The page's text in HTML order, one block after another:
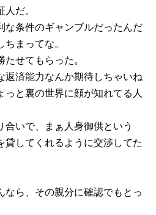
だ。
な条件のギャンブルだったんだ
まってな。
せてもらった。
返済能力なんか期待しちゃいね
っと裏の世界に顔が知れてる人
合いで、まぁ人身御供という
貸してくれるように交渉してた
なら、その親分に確認でもとっ